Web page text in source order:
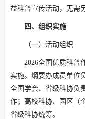
益科普宣传活动，无需
四、组织实施
（一）活动组织
2026全国优质科普
实施。纲要办成员单位
全国学会、省级科协负
作；高校科协、园区（
省级科协统筹。